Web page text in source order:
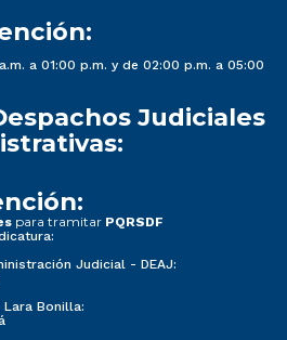
a 01:00 p.m. y de 02:00 p.m. a 05:00
Judiciales
para tramitar PQRSDF
Judicial - DEAJ:
Bonilla: